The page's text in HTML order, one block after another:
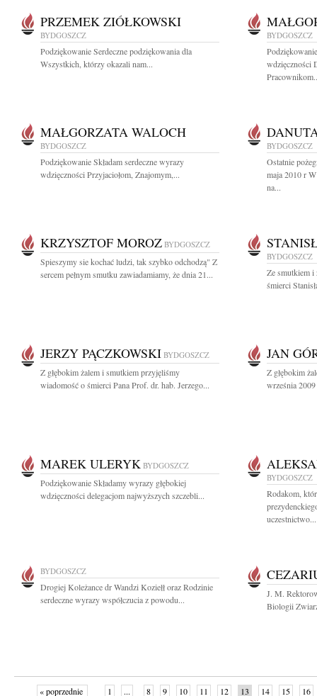
PRZEMEK ZIÓŁKOWSKI
BYDGOSZCZ
Podziękowanie Serdeczne podziękowania dla
Wszystkich, którzy okazali nam...
BYDGOSZCZ
wdzięczności
MAŁGORZATA WALOCH
BYDGOSZCZ
Podziękowanie Składam serdeczne wyrazy
wdzięczności Przyjaciołom, Znajomym,...
BYDGOSZCZ
Ostatnie
maja 2010 r
na...
KRZYSZTOF MOROZ BYDGOSZCZ
Spieszymy sie kochać ludzi, tak szybko odchodzą" Z
sercem pełnym smutku zawiadamiamy, że dnia 21...
BYDGOSZCZ
Ze smutkiem i
śmierci
JERZY PĄCZKOWSKI BYDGOSZCZ
Z głębokim żalem i smutkiem przyjęliśmy
wiadomość o śmierci Pana Prof. dr. hab. Jerzego...
JAN
Z głębokim
września
MAREK ULERYK BYDGOSZCZ
Podziękowanie Składamy wyrazy głębokiej
wdzięczności delegacjom najwyższych szczebli...
BYDGOSZCZ
Rodakom,
uczestnictwo...
BYDGOSZCZ
Drogiej Koleżance dr Wandzi Koziełł oraz Rodzinie
serdeczne wyrazy współczucia z powodu...
J. M.
Biologii
« poprzednie 1 ... 8 9 10 11 12 13 14 15 16